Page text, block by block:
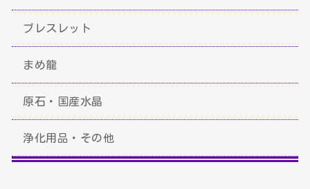
ブレスレット
まめ龍
原石・国産水晶
浄化用品・その他